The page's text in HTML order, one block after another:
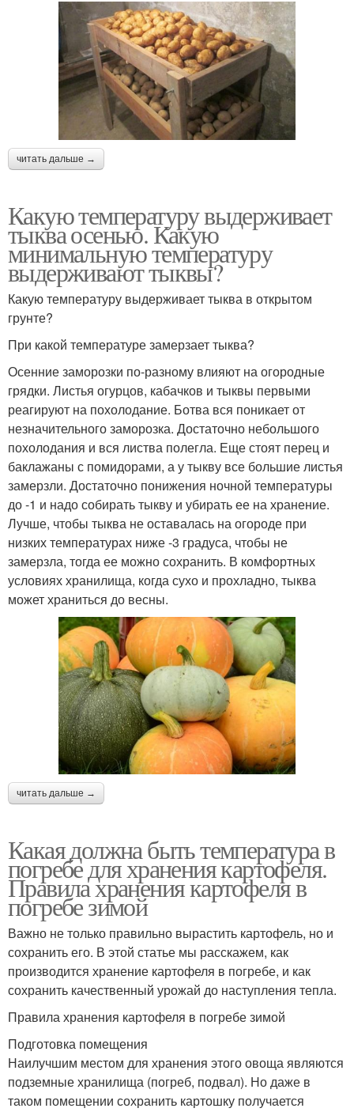
читать дальше →
Какую температуру выдерживает
тыква осенью. Какую
минимальную температуру
выдерживают тыквы?
Какую температуру выдерживает тыква в открытом
грунте?
При какой температуре замерзает тыква?
Осенние заморозки по-разному влияют на огородные
грядки. Листья огурцов, кабачков и тыквы первыми
реагируют на похолодание. Ботва вся поникает от
незначительного заморозка. Достаточно небольшого
похолодания и вся листва полегла. Еще стоят перец и
баклажаны с помидорами, а у тыкву все большие листья
замерзли. Достаточно понижения ночной температуры
до -1 и надо собирать тыкву и убирать ее на хранение.
Лучше, чтобы тыква не оставалась на огороде при
низких температурах ниже -3 градуса, чтобы не
замерзла, тогда ее можно сохранить. В комфортных
условиях хранилища, когда сухо и прохладно, тыква
может храниться до весны.
читать дальше →
Какая должна быть температура в
погребе для хранения картофеля.
Правила хранения картофеля в
погребе зимой
Важно не только правильно вырастить картофель, но и
сохранить его. В этой статье мы расскажем, как
производится хранение картофеля в погребе, и как
сохранить качественный урожай до наступления тепла.
Правила хранения картофеля в погребе зимой
Подготовка помещения
Наилучшим местом для хранения этого овоща являются
подземные хранилища (погреб, подвал). Но даже в
таком помещении сохранить картошку получается